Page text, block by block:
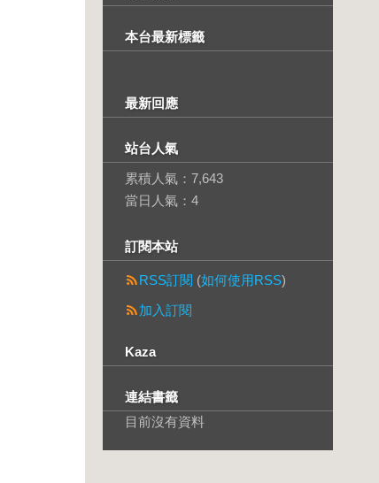
本台最新標籤
最新回應
站台人氣
累積人氣： 7,643
當日人氣： 4
訂閱本站
RSS訂閱 (如何使用RSS)
加入訂閱
Kaza
連結書籤
目前沒有資料